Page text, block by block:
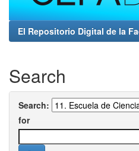
El Repositorio Digital de la
Search
Search:
for